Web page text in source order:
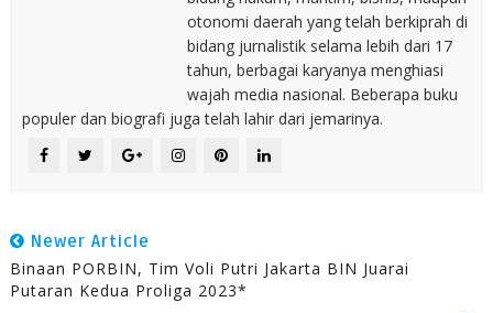
otonomi daerah yang telah berkiprah di
bidang jurnalistik selama lebih dari 17
tahun, berbagai karyanya menghiasi
wajah media nasional. Beberapa buku
populer dan biografi juga telah lahir dari jemarinya.
Newer Article
Binaan PORBIN, Tim Voli Putri Jakarta BIN Juarai
Putaran Kedua Proliga 2023*